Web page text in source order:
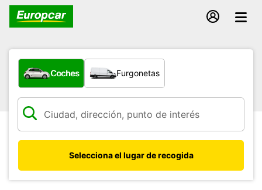
¿Qué tipo de vehículo?
Coches Furgonetas
Selecciona el lugar de recogida